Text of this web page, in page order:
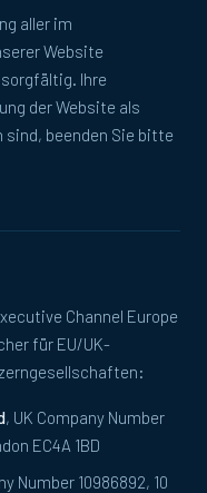
aller im
Website
Ihre
der Website als
beenden Sie bitte
Channel Europe
für EU/UK-
, UK Company Number
EC4A 1BD
Number 10986892, 10